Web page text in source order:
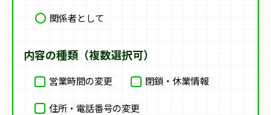
関係者として
内容の種類（複数選択可）
営業時間の変更 閉鎖・休業情報
住所・電話番号の変更